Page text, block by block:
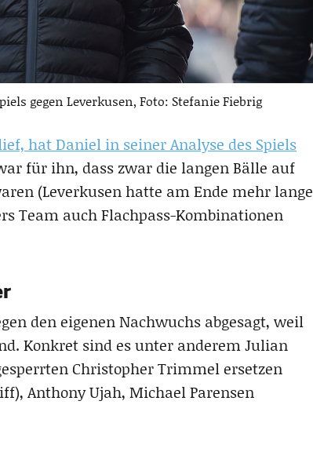
gegen Leverkusen, Foto: Stefanie Fiebrig
hat Daniel in seiner Analyse des Spiels
für ihn, dass zwar die langen Bälle auf
(Leverkusen hatte am Ende mehr lange
Team auch Flachpass-Kombinationen
den eigenen Nachwuchs abgesagt, weil
Konkret sind es unter anderem Julian
Christopher Trimmel ersetzen
Anthony Ujah, Michael Parensen